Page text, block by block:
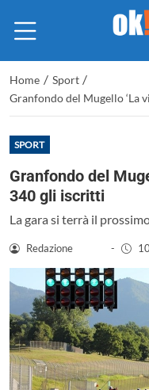
Home / Sport /
Granfondo del Mugello ‘La
SPORT
Granfondo del
340 gli iscritti
La gara si terrà il
Redazione -